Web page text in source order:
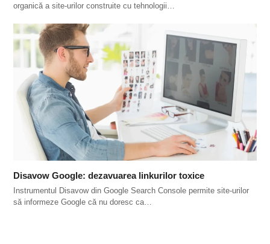
organică a site-urilor construite cu tehnologii…
Disavow Google: dezavuarea linkurilor toxice
Instrumentul Disavow din Google Search Console permite site-urilor
să informeze Google că nu doresc ca…